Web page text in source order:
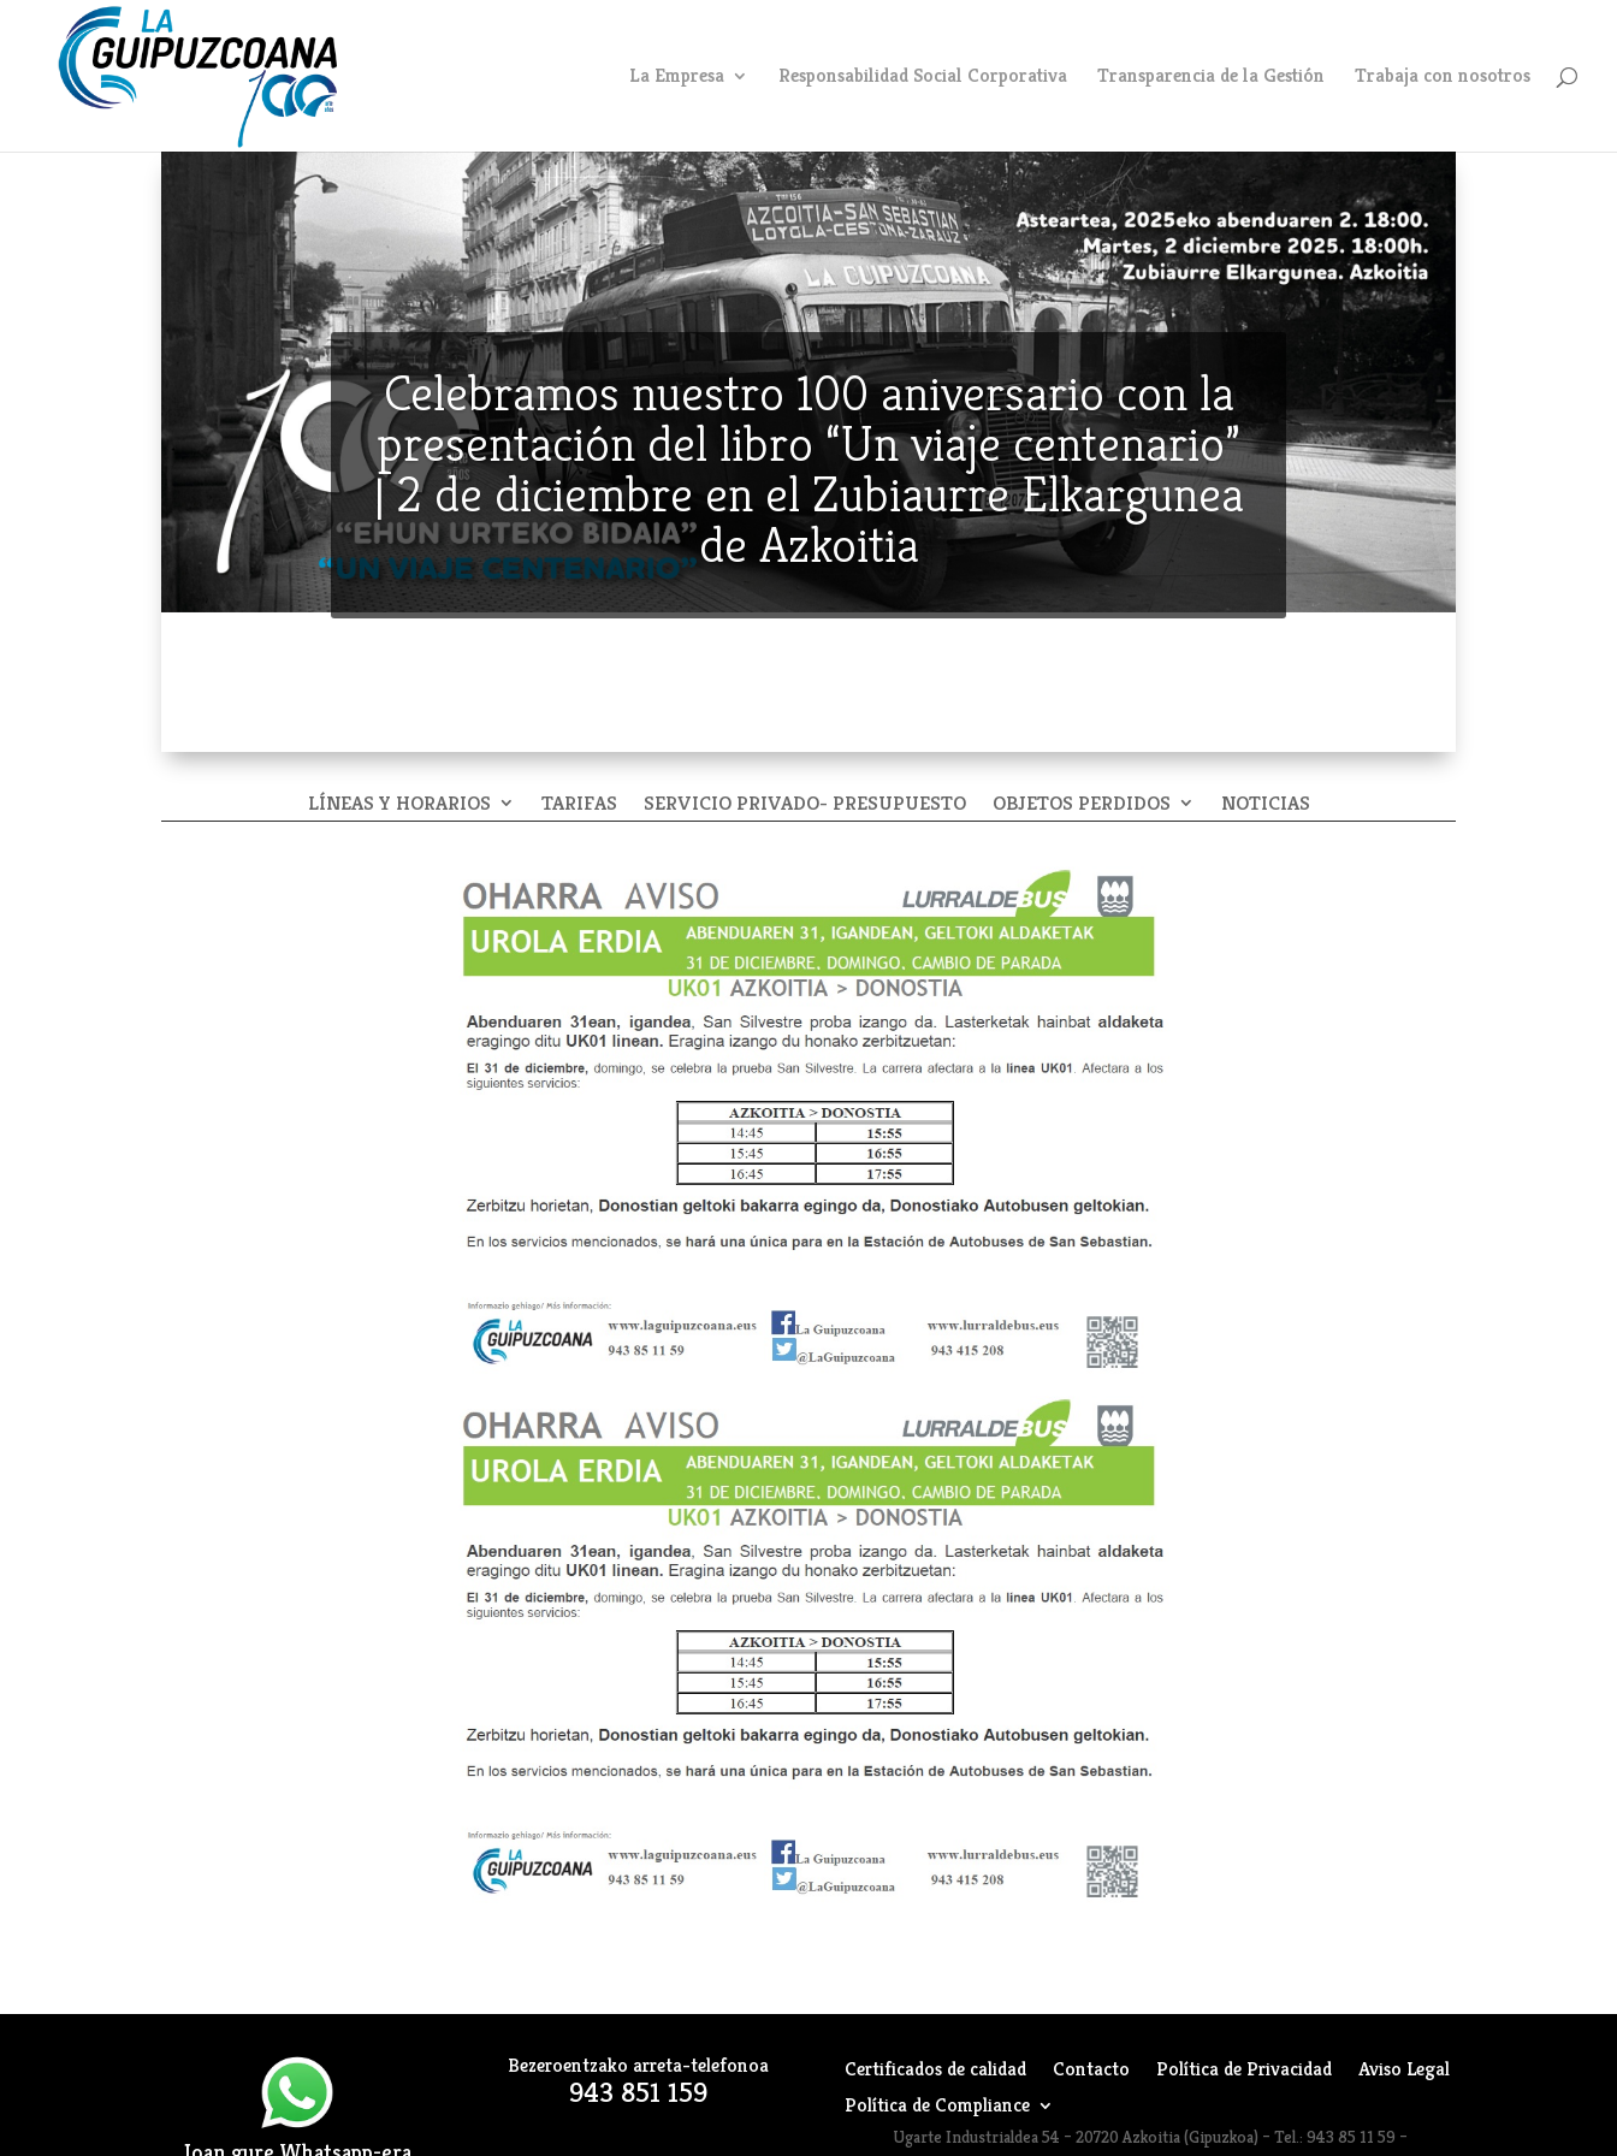
La Empresa Responsabilidad Social Corporativa Transparencia de la Gestión Trabaja con nosotros
Celebramos nuestro 100 aniversario con la
presentación del libro “Un viaje centenario”
| 2 de diciembre en el Zubiaurre Elkargunea
de Azkoitia
LÍNEAS Y HORARIOS TARIFAS SERVICIO PRIVADO- PRESUPUESTO OBJETOS PERDIDOS NOTICIAS
Bezeroentzako arreta-telefonoa
943 851 159
Certificados de calidad Contacto Política de Privacidad
Aviso Legal
Política de Compliance
Ugarte Industrialdea 54 – 20720 Azkoitia (Gipuzkoa) – Tel.: 943 85 11 59 –